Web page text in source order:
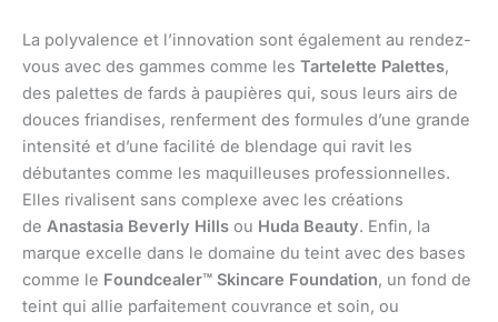
La polyvalence et l’innovation sont également au rendez-
vous avec des gammes comme les Tartelette Palettes,
des palettes de fards à paupières qui, sous leurs airs de
douces friandises, renferment des formules d’une grande
intensité et d’une facilité de blendage qui ravit les
débutantes comme les maquilleuses professionnelles.
Elles rivalisent sans complexe avec les créations
de Anastasia Beverly Hills ou Huda Beauty. Enfin, la
marque excelle dans le domaine du teint avec des bases
comme le Foundcealer™ Skincare Foundation, un fond de
teint qui allie parfaitement couvrance et soin, ou